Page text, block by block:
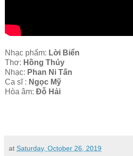
Nhạc phẩm: Lời Biển
Thơ: Hồng Thúy
Nhạc: Phan Ni Tấn
Ca sĩ : Ngọc Mỹ
Hòa âm: Đỗ Hải
at Saturday, October 26, 2019